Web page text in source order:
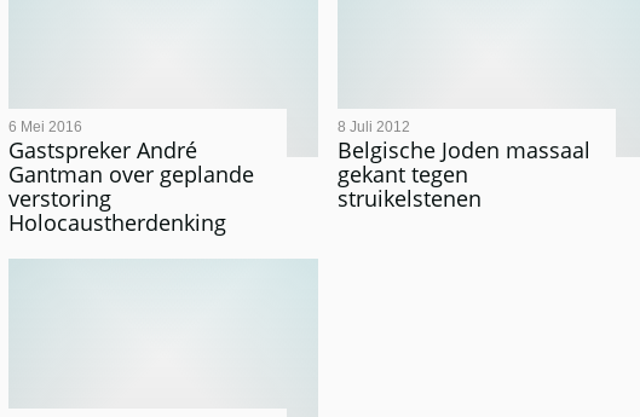
Gastspreker André
Gantman over geplande
verstoring
Holocaustherdenking
6 Mei 2016
Belgische Joden massaal
gekant tegen
struikelstenen
8 Juli 2012